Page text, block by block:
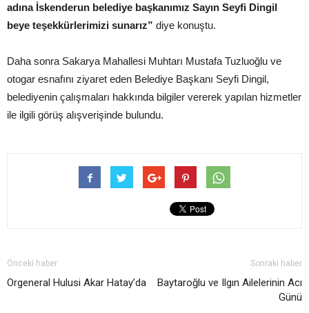
adına İskenderun belediye başkanımız Sayın Seyfi Dingil
beye teşekkürlerimizi sunarız” diye konuştu.
Daha sonra Sakarya Mahallesi Muhtarı Mustafa Tuzluoğlu ve
otogar esnafını ziyaret eden Belediye Başkanı Seyfi Dingil,
belediyenin çalışmaları hakkında bilgiler vererek yapılan hizmetler
ile ilgili görüş alışverişinde bulundu.
Önceki haber
Orgeneral Hulusi Akar Hatay’da
Sonraki haber
Baytaroğlu ve Ilgın Ailelerinin Acı
Günü